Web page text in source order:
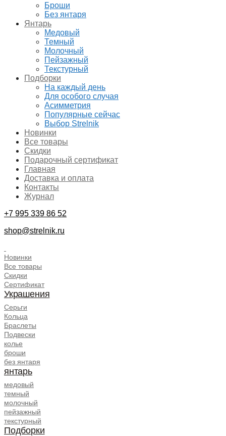
Броши
Без янтаря
Янтарь
Медовый
Темный
Молочный
Пейзажный
Текстурный
Подборки
На каждый день
Для особого случая
Асимметрия
Популярные сейчас
Выбор Strelnik
Новинки
Все товары
Скидки
Подарочный сертификат
Главная
Доставка и оплата
Контакты
Журнал
+7 995 339 86 52
shop@strelnik.ru
Новинки
Все товары
Скидки
Сертификат
Украшения
Серьги
Кольца
Браслеты
Подвески
колье
броши
без янтаря
янтарь
медовый
темный
молочный
пейзажный
текстурный
Подборки